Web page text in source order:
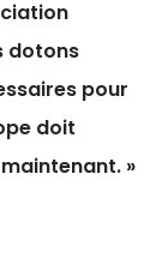
dotons
pour
doit
»